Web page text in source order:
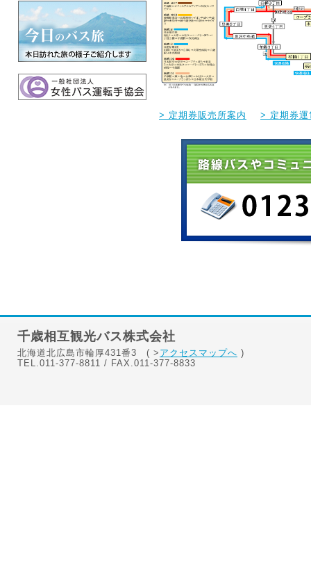
> 定期券販売所案内 > 定期券運
千歳相互観光バス株式会社
北海道北広島市輪厚431番3 ( > アクセスマップへ )
TEL.011-377-8811 / FAX.011-377-8833